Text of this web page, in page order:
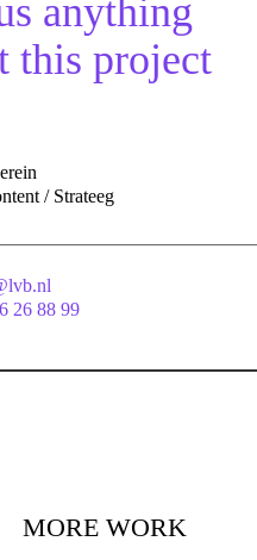
anything
this project
/ Strateeg
26 88 99
MORE WORK